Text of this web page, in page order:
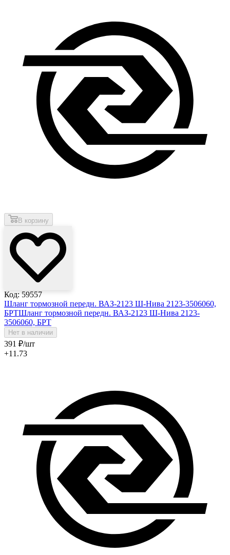
В корзину
Код: 59557
Шланг тормозной передн. ВАЗ-2123 Ш-Нива 2123-3506060,
БРТШланг тормозной передн. ВАЗ-2123 Ш-Нива 2123-
3506060, БРТ
Нет в наличии
391 ₽/шт
+11.73